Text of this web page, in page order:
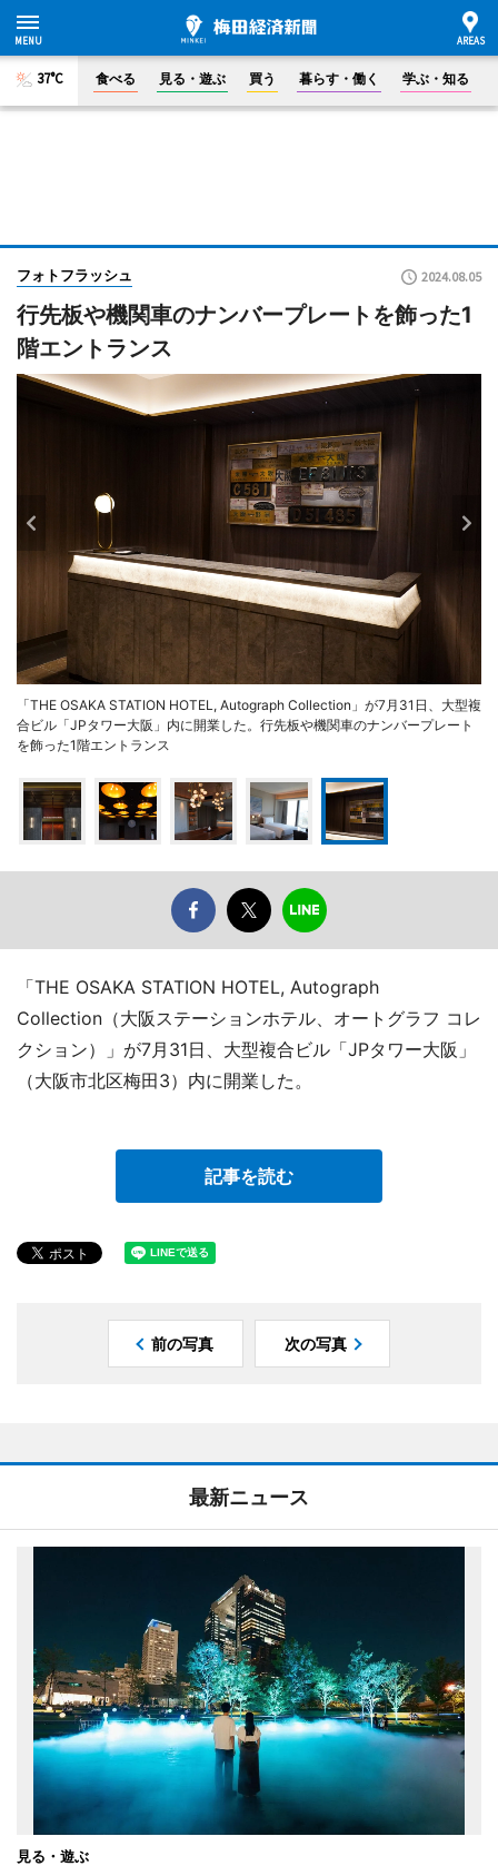
37°C 食べる 見る・遊ぶ 買う 暮らす・働く 学ぶ・知る
フォトフラッシュ 2024.08.05
行先板や機関車のナンバープレートを飾った1
階エントランス
「THE OSAKA STATION HOTEL, Autograph Collection」が7月31日、大型複
合ビル「JPタワー大阪」内に開業した。行先板や機関車のナンバープレート
を飾った1階エントランス
「THE OSAKA STATION HOTEL, Autograph
Collection（大阪ステーションホテル、オートグラフ コレ
クション）」が7月31日、大型複合ビル「JPタワー大阪」
（大阪市北区梅田3）内に開業した。
記事を読む
前の写真 次の写真
最新ニュース
見る・遊ぶ